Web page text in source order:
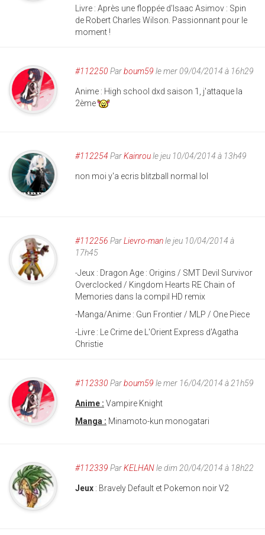
Livre : Après une floppée d'Isaac Asimov : Spin
de Robert Charles Wilson. Passionnant pour le
moment !
#112250 Parboum59 le mer 09/04/2014 à 16h29
Anime : High school dxd saison 1, j'attaque la
2ème
#112254 ParKainroule jeu 10/04/2014 à 13h49
non moi y'a ecris blitzball normal lol
#112256 ParLievro-manle jeu 10/04/2014 à
17h45
-Jeux : Dragon Age : Origins / SMT Devil Survivor
Overclocked / Kingdom Hearts RE Chain of
Memories dans la compil HD remix
-Manga/Anime : Gun Frontier / MLP / One Piece
-Livre : Le Crime de L'Orient Express d'Agatha
Christie
#112330 Parboum59 le mer 16/04/2014 à 21h59
Anime : Vampire Knight
Manga : Minamoto-kun monogatari
#112339 ParKELHANle dim 20/04/2014 à 18h22
Jeux : Bravely Default et Pokemon noir V2